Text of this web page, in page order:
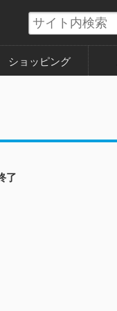
ショッピング
了